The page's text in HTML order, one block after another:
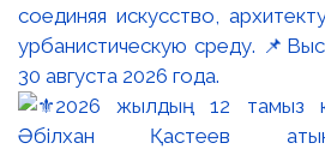
соединяя искусство,
урбанистическую среду.
30 августа 2026 года.